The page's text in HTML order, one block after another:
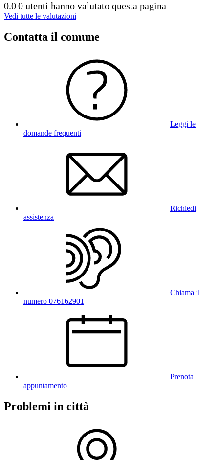
0.00 utenti hanno valutato questa pagina
Vedi tutte le valutazioni
Contatta il comune
Leggi le
domande frequenti
Richiedi
assistenza
Chiama il
numero 076162901
Prenota
appuntamento
Problemi in città